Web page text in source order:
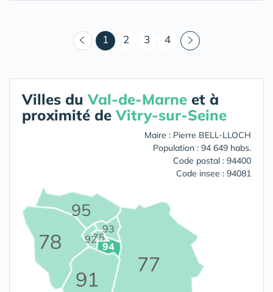
1 (courant)
2 3 4
Villes duVal-de-Marne et à
proximité deVitry-sur-Seine
Maire : Pierre BELL-LLOCH
Population : 94 649 habs.
Code postal : 94400
Code insee : 94081
75
77
78
91
92
93
94
95